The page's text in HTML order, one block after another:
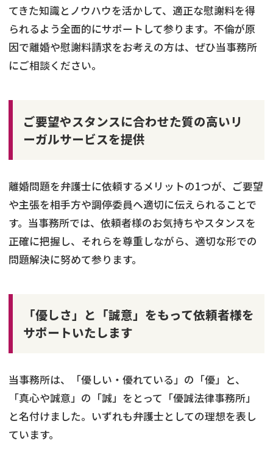
てきた知識とノウハウを活かして、適正な慰謝料を得
られるよう全面的にサポートして参ります。不倫が原
因で離婚や慰謝料請求をお考えの方は、ぜひ当事務所
にご相談ください。
ご要望やスタンスに合わせた質の高いリ
ーガルサービスを提供
離婚問題を弁護士に依頼するメリットの1つが、ご要望
や主張を相手方や調停委員へ適切に伝えられることで
す。当事務所では、依頼者様のお気持ちやスタンスを
正確に把握し、それらを尊重しながら、適切な形での
問題解決に努めて参ります。
「優しさ」と「誠意」をもって依頼者様を
サポートいたします
当事務所は、「優しい・優れている」の「優」と、
「真心や誠意」の「誠」をとって「優誠法律事務所」
と名付けました。いずれも弁護士としての理想を表し
ています。